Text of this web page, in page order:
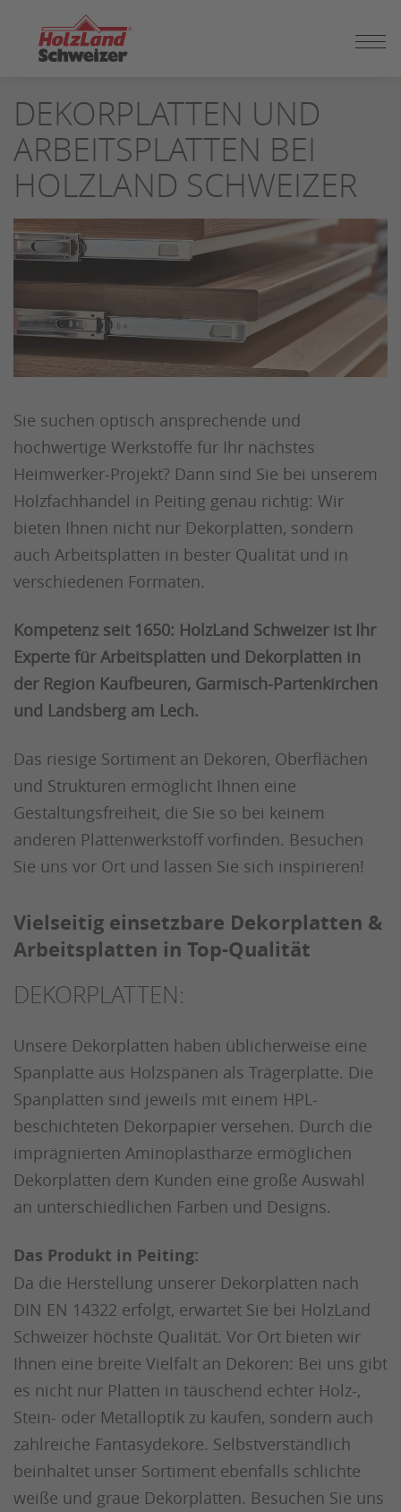
SEITENINHALT
SPRINGEN
DEKORPLATTEN UND
ARBEITSPLATTEN BEI
HOLZLAND SCHWEIZER
Sie suchen optisch ansprechende und
hochwertige Werkstoffe für Ihr nächstes
Heimwerker-Projekt? Dann sind Sie bei unserem
Holzfachhandel in Peiting genau richtig: Wir
bieten Ihnen nicht nur Dekorplatten, sondern
auch Arbeitsplatten in bester Qualität und in
verschiedenen Formaten.
Kompetenz seit 1650: HolzLand Schweizer ist Ihr
Experte für Arbeitsplatten und Dekorplatten in
der Region Kaufbeuren, Garmisch-Partenkirchen
und Landsberg am Lech.
Das riesige Sortiment an Dekoren, Oberflächen
und Strukturen ermöglicht Ihnen eine
Gestaltungsfreiheit, die Sie so bei keinem
anderen Plattenwerkstoff vorfinden. Besuchen
Sie uns vor Ort und lassen Sie sich inspirieren!
Vielseitig einsetzbare Dekorplatten &
Arbeitsplatten in Top-Qualität
DEKORPLATTEN:
Unsere Dekorplatten haben üblicherweise eine
Spanplatte aus Holzspänen als Trägerplatte. Die
Spanplatten sind jeweils mit einem HPL-
beschichteten Dekorpapier versehen. Durch die
imprägnierten Aminoplastharze ermöglichen
Dekorplatten dem Kunden eine große Auswahl
an unterschiedlichen Farben und Designs.
Das Produkt in Peiting:
Da die Herstellung unserer Dekorplatten nach
DIN EN 14322 erfolgt, erwartet Sie bei HolzLand
Schweizer höchste Qualität. Vor Ort bieten wir
Ihnen eine breite Vielfalt an Dekoren: Bei uns gibt
es nicht nur Platten in täuschend echter Holz-,
Stein- oder Metalloptik zu kaufen, sondern auch
zahlreiche Fantasydekore. Selbstverständlich
beinhaltet unser Sortiment ebenfalls schlichte
weiße und graue Dekorplatten. Besuchen Sie uns